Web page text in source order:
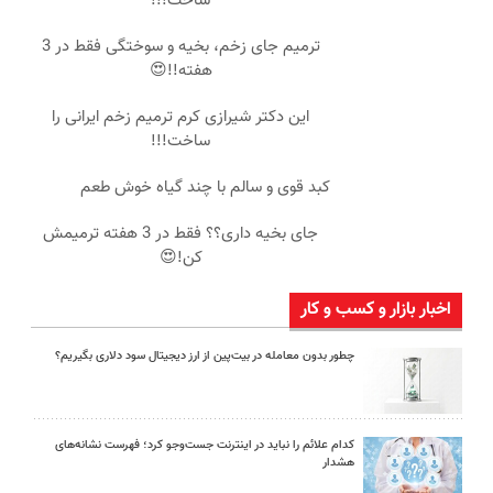
ترمیم جای زخم، بخیه و سوختگی فقط در 3
هفته!!😍
این دکتر شیرازی کرم ترمیم زخم ایرانی را
ساخت!!!
کبد قوی و سالم با چند گیاه خوش طعم
جای بخیه داری؟؟ فقط در 3 هفته ترمیمش
کن!😍
اخبار بازار و کسب و کار
چطور بدون معامله در بیت‌پین از ارز دیجیتال سود دلاری بگیریم؟
کدام علائم را نباید در اینترنت جست‌وجو کرد؛ فهرست نشانه‌های
هشدار